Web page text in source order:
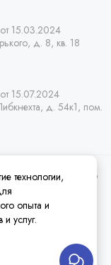
15.03.2024
д. 8, кв. 18
15.07.2024
д. 54к1, пом.
оптом и почтой по
технологии,
опыта и
услуг.